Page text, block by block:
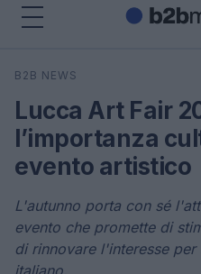
Cerca
B2B NEWS
Lucca Art Fair
l’importanza
evento artistico
L'autunno porta con sé
evento che promette di
di rinnovare l'interesse
italiano.